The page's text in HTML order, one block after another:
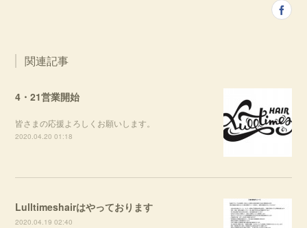
関連記事
4・21営業開始
皆さまの応援よろしくお願いします。
2020.04.20 01:18
Lulltimeshairはやっております
2020.04.19 02:40